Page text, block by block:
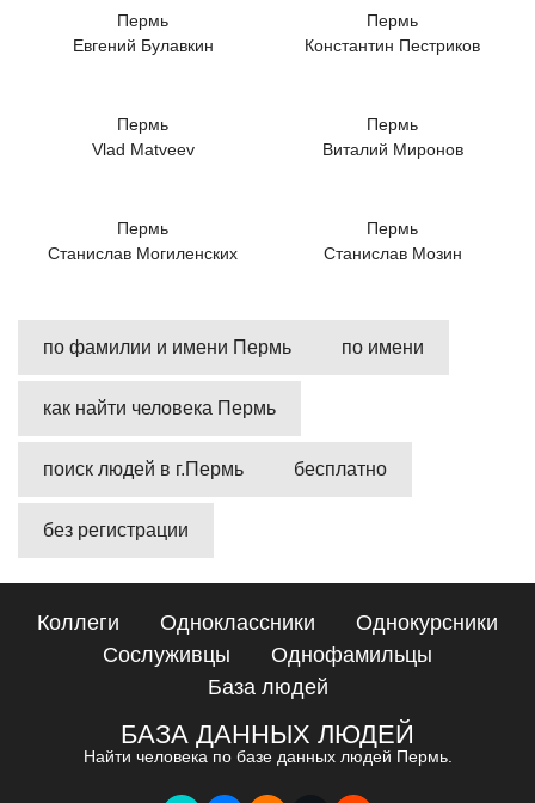
Пермь
Евгений Булавкин
Пермь
Константин Пестриков
Пермь
Vlad Matveev
Пермь
Виталий Миронов
Пермь
Станислав Могиленских
Пермь
Станислав Мозин
по фамилии и имени Пермь по имени
как найти человека Пермь
поиск людей в г.Пермь бесплатно
без регистрации
Коллеги Одноклассники
Однокурсники
Сослуживцы
Однофамильцы
База людей
БАЗА ДАННЫХ ЛЮДЕЙ
Найти человека по базе данных людей Пермь.